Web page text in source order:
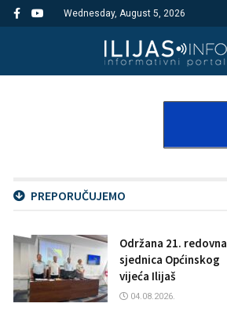
Wednesday, August 5, 2026
PREPORUČUJEMO
Održana 21. redovna
sjednica Općinskog
vijeća Ilijaš
04.08.2026.